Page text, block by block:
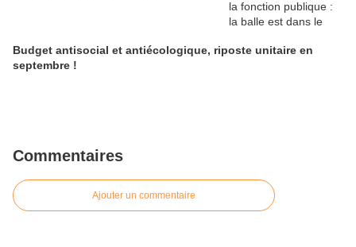
Budget antisocial et antiécologique, riposte unitaire en
septembre !
Commentaires
Ajouter un commentaire